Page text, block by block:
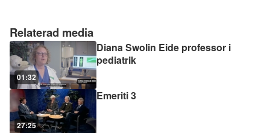
Relaterad media
01:32
Diana Swolin Eide professor i
pediatrik
27:25
Emeriti 3